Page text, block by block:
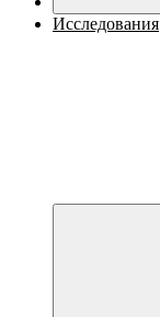
Исследования